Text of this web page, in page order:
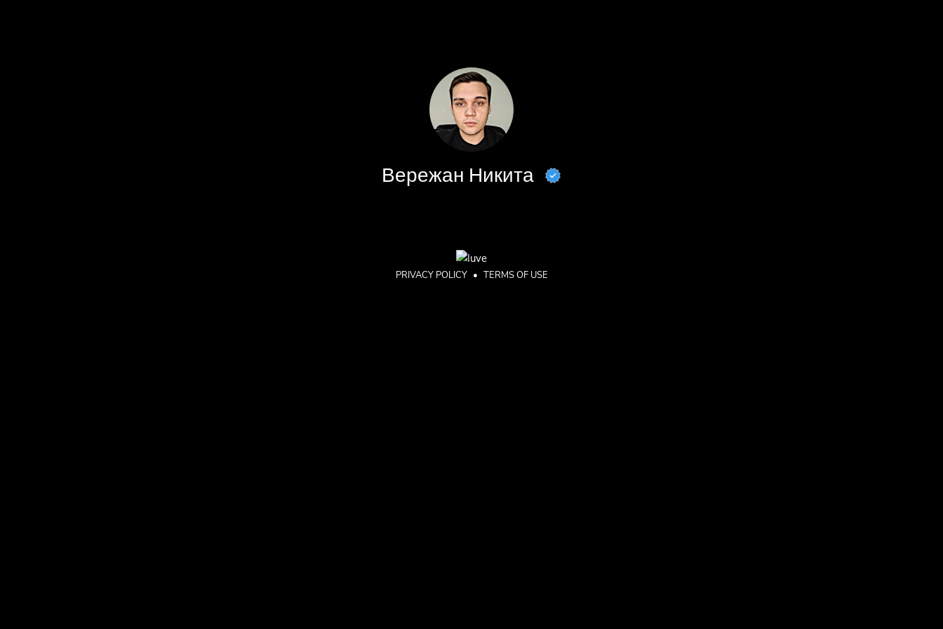
Вережан Никита
PRIVACY POLICY • TERMS OF USE